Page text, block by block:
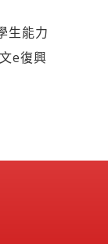
生能力
e復興